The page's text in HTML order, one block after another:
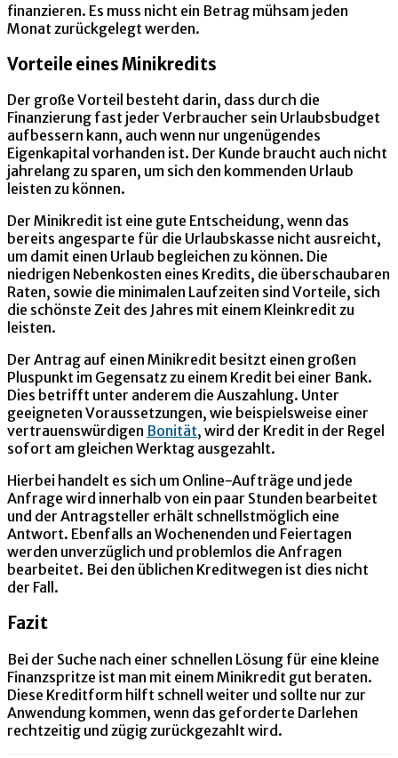
finanzieren. Es muss nicht ein Betrag mühsam jeden
Monat zurückgelegt werden.
Vorteile eines Minikredits
Der große Vorteil besteht darin, dass durch die
Finanzierung fast jeder Verbraucher sein Urlaubsbudget
aufbessern kann, auch wenn nur ungenügendes
Eigenkapital vorhanden ist. Der Kunde braucht auch nicht
jahrelang zu sparen, um sich den kommenden Urlaub
leisten zu können.
Der Minikredit ist eine gute Entscheidung, wenn das
bereits angesparte für die Urlaubskasse nicht ausreicht,
um damit einen Urlaub begleichen zu können. Die
niedrigen Nebenkosten eines Kredits, die überschaubaren
Raten, sowie die minimalen Laufzeiten sind Vorteile, sich
die schönste Zeit des Jahres mit einem Kleinkredit zu
leisten.
Der Antrag auf einen Minikredit besitzt einen großen
Pluspunkt im Gegensatz zu einem Kredit bei einer Bank.
Dies betrifft unter anderem die Auszahlung. Unter
geeigneten Voraussetzungen, wie beispielsweise einer
vertrauenswürdigen Bonität, wird der Kredit in der Regel
sofort am gleichen Werktag ausgezahlt.
Hierbei handelt es sich um Online-Aufträge und jede
Anfrage wird innerhalb von ein paar Stunden bearbeitet
und der Antragsteller erhält schnellstmöglich eine
Antwort. Ebenfalls an Wochenenden und Feiertagen
werden unverzüglich und problemlos die Anfragen
bearbeitet. Bei den üblichen Kreditwegen ist dies nicht
der Fall.
Fazit
Bei der Suche nach einer schnellen Lösung für eine kleine
Finanzspritze ist man mit einem Minikredit gut beraten.
Diese Kreditform hilft schnell weiter und sollte nur zur
Anwendung kommen, wenn das geforderte Darlehen
rechtzeitig und zügig zurückgezahlt wird.